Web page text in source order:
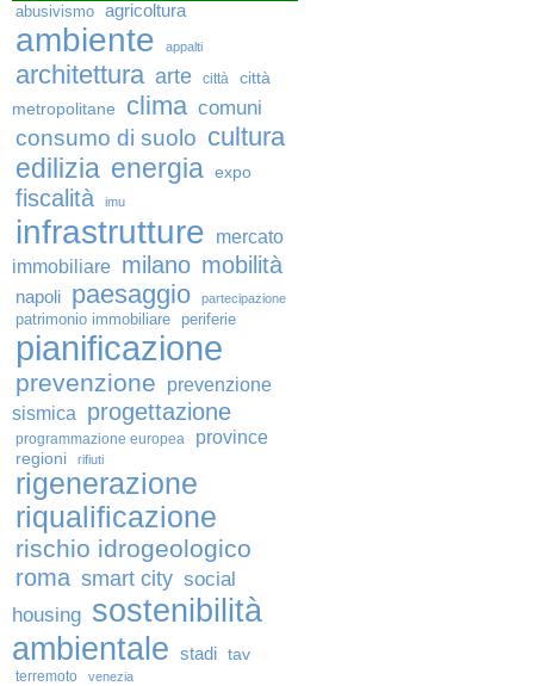
abusivismo agricoltura
ambiente appalti
architettura arte città
città
metropolitane
clima comuni
consumo di suolo cultura
edilizia energia expo
fiscalità imu
infrastrutture
mercato
immobiliare milano mobilità
napoli paesaggio partecipazione
patrimonio immobiliare periferie
pianificazione
prevenzione
prevenzione
sismica
progettazione
programmazione europea province
regioni rifiuti
rigenerazione
riqualificazione
rischio idrogeologico
roma smart city social
housing sostenibilità
ambientale stadi tav
terremoto venezia